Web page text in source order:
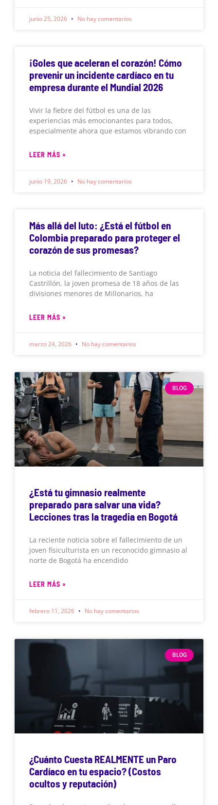
junio 25, 2026 No hay comentarios
¡Goles que aceleran el corazón! Cómo
prevenir un incidente cardíaco en tu
empresa durante el Mundial 2026
Vivir la fiebre del fútbol es una de las
experiencias más emocionantes para todos,
especialmente ahora que estamos vibrando con
LEER MÁS »
junio 19, 2026 No hay comentarios
Más allá del luto: ¿Está el fútbol en
Colombia preparado para proteger el
corazón de sus promesas?
La noticia del fallecimiento de Santiago
Castrillón, la joven promesa de 18 años de las
divisiones menores de Millonarios, ha
LEER MÁS »
marzo 24, 2026 No hay comentarios
BLOG
¿Está tu gimnasio realmente
preparado para salvar una vida?
Lecciones tras la tragedia en Bogotá
La reciente noticia sobre el fallecimiento de un
joven fisiculturista en un reconocido gimnasio al
norte de Bogotá ha encendido
LEER MÁS »
febrero 11, 2026 No hay comentarios
BLOG
¿Cuánto Cuesta REALMENTE un Paro
Cardíaco en tu espacio? (Costos
ocultos y reputación)